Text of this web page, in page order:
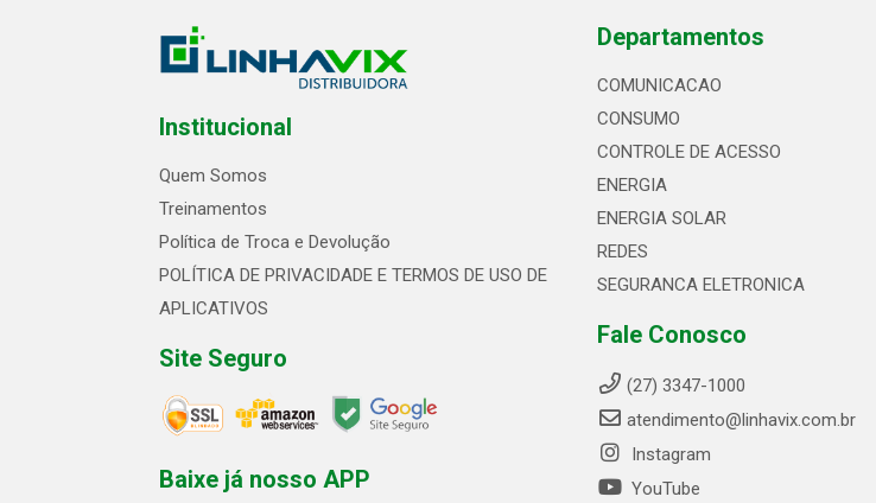
Institucional
Quem Somos
Treinamentos
Política de Troca e Devolução
POLÍTICA DE PRIVACIDADE E TERMOS DE USO DE
APLICATIVOS
Site Seguro
Baixe já nosso APP
Departamentos
COMUNICACAO
CONSUMO
CONTROLE DE ACESSO
ENERGIA
ENERGIA SOLAR
REDES
SEGURANCA ELETRONICA
Fale Conosco
(27) 3347-1000
atendimento@linhavix.com.br
Instagram
YouTube